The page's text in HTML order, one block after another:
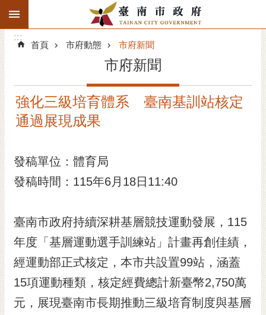
跳到主要內容區塊
搜
階
精彩府城
市府團隊
主題服務
市政資訊
市民互動
黃
偉
哲
:::
:::
首頁 市府動態 市府新聞
市府新聞
強化三級培育體系 臺南基訓站核定
通過展現成果
發稿單位：體育局
發稿時間：115年6月18日11:40
臺南市政府持續深耕基層競技運動發展，115
年度「基層運動選手訓練站」計畫再創佳績，
經運動部正式核定，本市共設置99站，涵蓋
15項運動種類，核定經費總計新臺幣2,750萬
元，展現臺南市長期推動三級培育制度與基層